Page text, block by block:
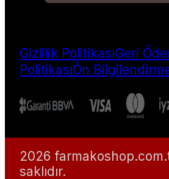
Gizlilik PolitikasıGeri
PolitikasıÖn
2026
saklıdır.